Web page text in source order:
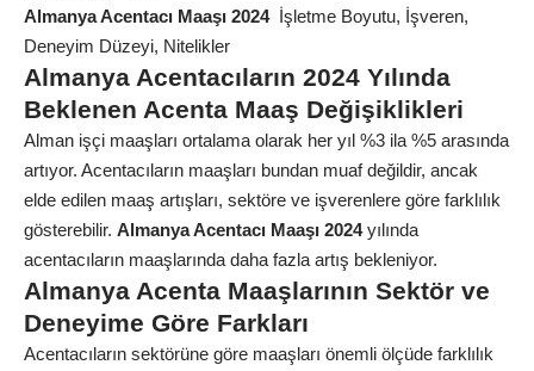
Almanya Acentacı Maaşı 2024İşletme Boyutu, İşveren,
Deneyim Düzeyi, Nitelikler
Almanya Acentacıların 2024 Yılında
Beklenen Acenta Maaş Değişiklikleri
Alman işçi maaşları ortalama olarak her yıl %3 ila %5 arasında
artıyor. Acentacıların maaşları bundan muaf değildir, ancak
elde edilen maaş artışları, sektöre ve işverenlere göre farklılık
gösterebilir. Almanya Acentacı Maaşı 2024yılında
acentacıların maaşlarında daha fazla artış bekleniyor.
Almanya Acenta Maaşlarının Sektör ve
Deneyime Göre Farkları
Acentacıların sektörüne göre maaşları önemli ölçüde farklılık